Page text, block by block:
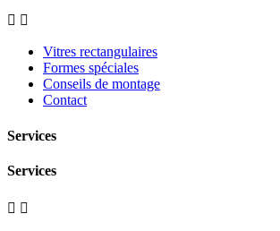
 
Vitres rectangulaires
Formes spéciales
Conseils de montage
Contact
Services
Services
 